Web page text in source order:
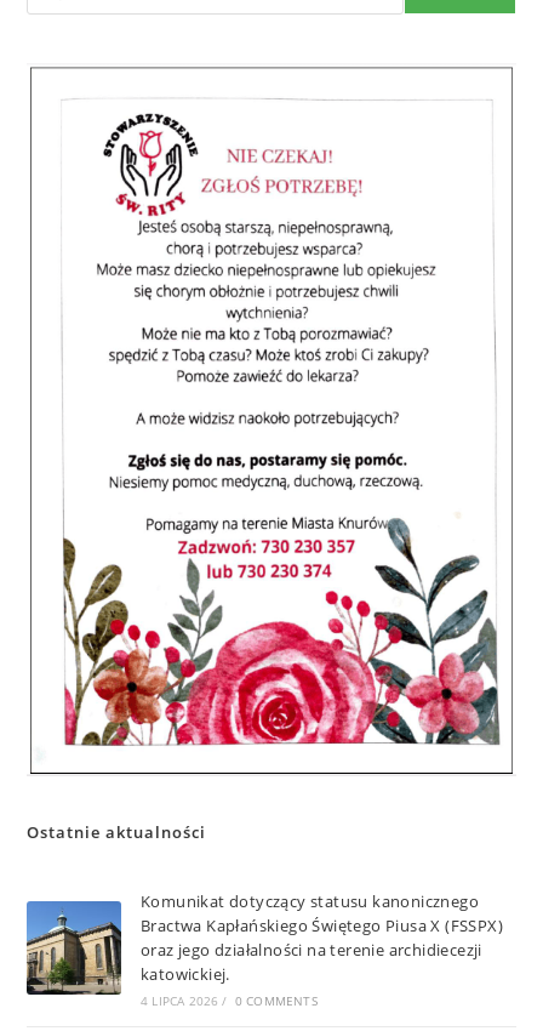
Ostatnie aktualności
Komunikat dotyczący statusu kanonicznego
Bractwa Kapłańskiego Świętego Piusa X (FSSPX)
oraz jego działalności na terenie archidiecezji
katowickiej.
4 LIPCA 2026 / 0 COMMENTS